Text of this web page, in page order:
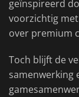
geïnspireerd
voorzichtig
over premium
Toch blijft de
samenwerking